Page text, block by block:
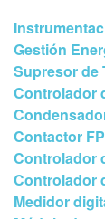
Gestión
Supresor de
Controlador
Contactor FP
Controlador
Controlador
Medidor